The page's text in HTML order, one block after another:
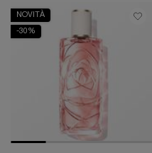
NOVITÀ
-30%